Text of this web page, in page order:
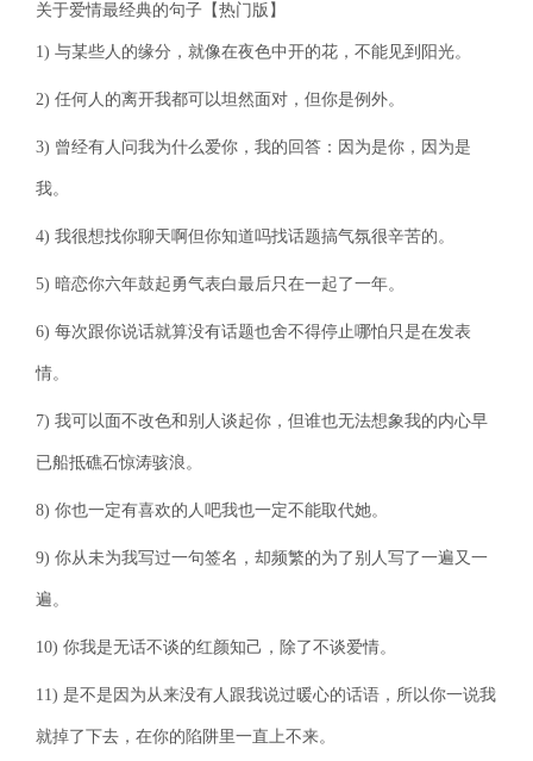
关于爱情最经典的句子【热门版】
1) 与某些人的缘分，就像在夜色中开的花，不能见到阳光。
2) 任何人的离开我都可以坦然面对，但你是例外。
3) 曾经有人问我为什么爱你，我的回答：因为是你，因为是
我。
4) 我很想找你聊天啊但你知道吗找话题搞气氛很辛苦的。
5) 暗恋你六年鼓起勇气表白最后只在一起了一年。
6) 每次跟你说话就算没有话题也舍不得停止哪怕只是在发表
情。
7) 我可以面不改色和别人谈起你，但谁也无法想象我的内心早
已船抵礁石惊涛骇浪。
8) 你也一定有喜欢的人吧我也一定不能取代她。
9) 你从未为我写过一句签名，却频繁的为了别人写了一遍又一
遍。
10) 你我是无话不谈的红颜知己，除了不谈爱情。
11) 是不是因为从来没有人跟我说过暖心的话语，所以你一说我
就掉了下去，在你的陷阱里一直上不来。